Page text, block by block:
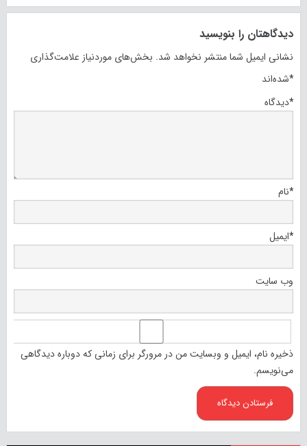
دیدگاهتان را بنویسید
نشانی ایمیل شما منتشر نخواهد شد. بخش‌های موردنیاز علامت‌گذاری
شده‌اند*
دیدگاه*
نام*
ایمیل*
وب‌ سایت
ذخیره نام، ایمیل و وبسایت من در مرورگر برای زمانی که دوباره دیدگاهی
می‌نویسم.